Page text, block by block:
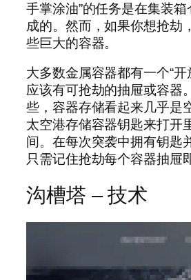
手掌涂油”的任务是在集装
成的。然而，如果你想抢劫
些巨大的容器。
大多数金属容器都有一个“开
应该有可抢劫的抽屉或容器
些，容器存储看起来几乎是
太空港存储容器钥匙来打开
间。在每次突袭中拥有钥匙
只需记住抢劫每个容器抽屉
沟槽塔 – 技术